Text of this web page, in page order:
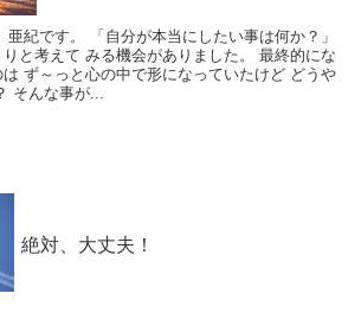
紀です。 「自分が本当にしたい事は何か？」
と考えて みる機会がありました。 最終的にな
ず～っと心の中で形になっていたけど どうや
そんな事が...
絶対、大丈夫！